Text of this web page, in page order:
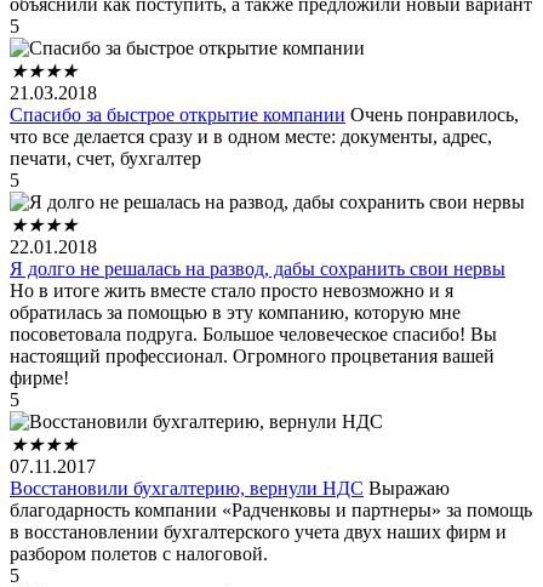
5
★★★★
21.03.2018
Спасибо за быстрое открытие компании Очень понравилось,
что все делается сразу и в одном месте: документы, адрес,
печати, счет, бухгалтер
5
★★★★
22.01.2018
Я долго не решалась на развод, дабы сохранить свои нервы
Но в итоге жить вместе стало просто невозможно и я
обратилась за помощью в эту компанию, которую мне
посоветовала подруга. Большое человеческое спасибо! Вы
настоящий профессионал. Огромного процветания вашей
фирме!
5
★★★★
07.11.2017
Восстановили бухгалтерию, вернули НДС Выражаю
благодарность компании «Радченковы и партнеры» за помощь
в восстановлении бухгалтерского учета двух наших фирм и
разбором полетов с налоговой.
5